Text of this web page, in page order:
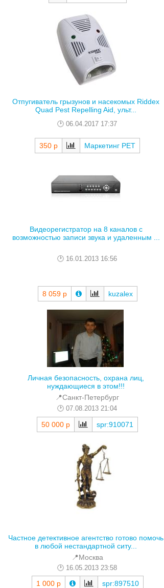
Отпугиватель грызунов и насекомых Riddex
Quad Pest Repelling Aid, ульт...
06.04.2017 17:37
350 р Маркетинг РЕТ
Видеорегистратор на 8 каналов с
возможностью записи звука и удаленным ...
16.01.2013 16:56
8 059 р kuzalex
Личная безопасность, охрана лиц,
нуждающиеся в этом!!!
📍Санкт-Петербург
07.08.2013 21:04
50 000 р spr:910071
Частное детективное агентство готово помочь
в любой нестандартной ситу...
📍Москва
16.05.2013 23:58
1 000 р spr:897510